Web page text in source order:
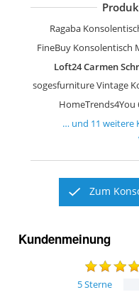
Ragaba
FineBuy Konsolentisch
HomeTrends4You
… und 11 weitere
Zum
Kundenmeinung
5Sterne